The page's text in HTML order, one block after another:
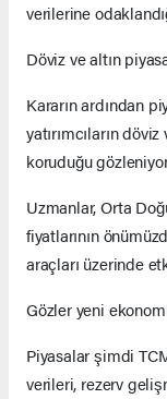
verilerine
Döviz ve altın
Kararın ardından
yatırımcıların
koruduğu
Uzmanlar, Orta
fiyatlarının
araçları üzerinde
Gözler yeni
Piyasalar şimdi
verileri, rezerv